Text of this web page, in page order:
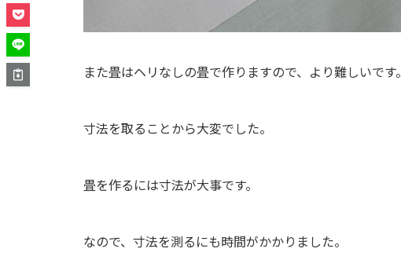
また畳はヘリなしの畳で作りますので、より難しいです。
寸法を取ることから大変でした。
畳を作るには寸法が大事です。
なので、寸法を測るにも時間がかかりました。